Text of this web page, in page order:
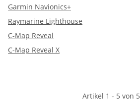
Garmin Navionics+
Raymarine Lighthouse
C-Map Reveal
C-Map Reveal X
Artikel 1 - 5 von 5